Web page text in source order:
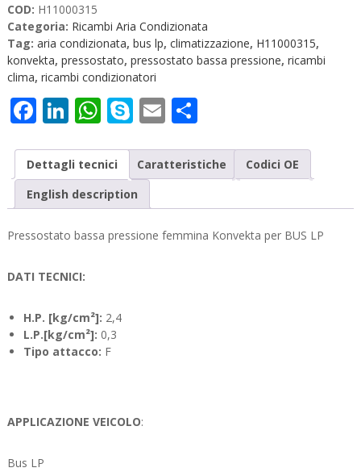
quantità
COD: H11000315
Categoria: Ricambi Aria Condizionata
Tag: aria condizionata, bus lp, climatizzazione, H11000315,
konvekta, pressostato, pressostato bassa pressione, ricambi
clima, ricambi condizionatori
Facebook
LinkedIn
WhatsApp
Skype
EmailCondividi
Dettagli tecnici Caratteristiche
Codici OE
English description
Pressostato bassa pressione femmina Konvekta per BUS LP
DATI TECNICI:
H.P. [kg/cm²]: 2,4
L.P.[kg/cm²]: 0,3
Tipo attacco: F
APPLICAZIONE VEICOLO:
Bus LP